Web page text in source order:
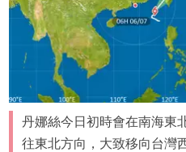
丹娜絲今日初時會在南海東
往東北方向，大致移向台灣